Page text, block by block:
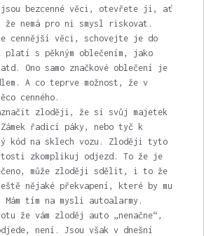
bezcenné věci, otevřete ji, ať
nemá pro ni smysl riskovat.
cennější věci, schovejte je do
s pěkným oblečením, jako
Ono samo značkové oblečení je
A co teprve možnost, že v
cenného.
zloději, že si svůj majetek
řadicí páky, nebo tyč k
kód na sklech vozu. Zloději tyto
zkomplikuj odjezd. To že je
může zloději sdělit, i to že
nějaké překvapení, které by mu
Mám tím na mysli autoalarmy.
že vám zloděj auto „nenačne“,
není. Jsou však v dnešní